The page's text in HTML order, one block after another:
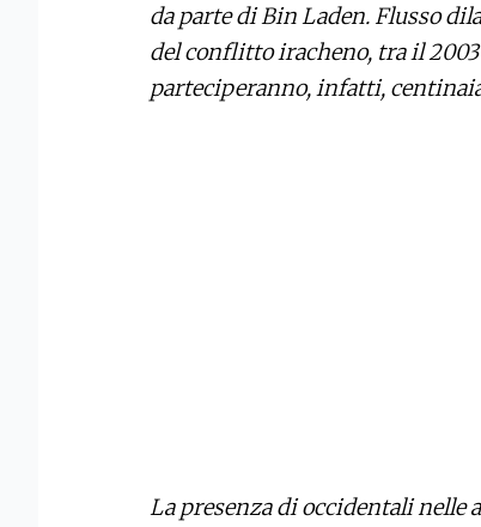
da parte di Bin Laden. Flusso
del conflitto iracheno, tra il
parteciperanno, infatti,
La presenza di occidentali nelle